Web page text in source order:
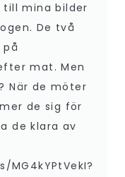
mina bilder
De två
mat. Men
När de möter
de sig för
de klara av